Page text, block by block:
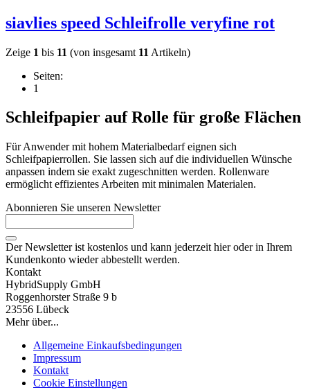
siavlies speed Schleifrolle veryfine rot
Zeige 1 bis 11 (von insgesamt 11 Artikeln)
Seiten:
1
Schleifpapier auf Rolle für große Flächen
Für Anwender mit hohem Materialbedarf eignen sich
Schleifpapierrollen. Sie lassen sich auf die individuellen Wünsche
anpassen indem sie exakt zugeschnitten werden. Rollenware
ermöglicht effizientes Arbeiten mit minimalen Materialen.
Abonnieren Sie unseren Newsletter
Der Newsletter ist kostenlos und kann jederzeit hier oder in Ihrem
Kundenkonto wieder abbestellt werden.
Kontakt
HybridSupply GmbH
Roggenhorster Straße 9 b
23556 Lübeck
Mehr über...
Allgemeine Einkaufsbedingungen
Impressum
Kontakt
Cookie Einstellungen